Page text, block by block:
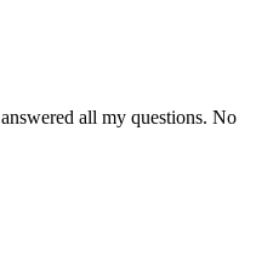
all my questions. No